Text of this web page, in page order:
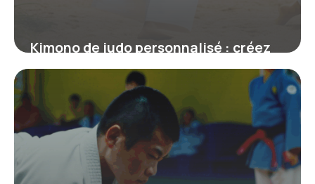
Kimono de judo personnalisé : créez
un judogi unique à votre image
19 juin 2026